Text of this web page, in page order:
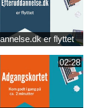
er flyttet
02:28